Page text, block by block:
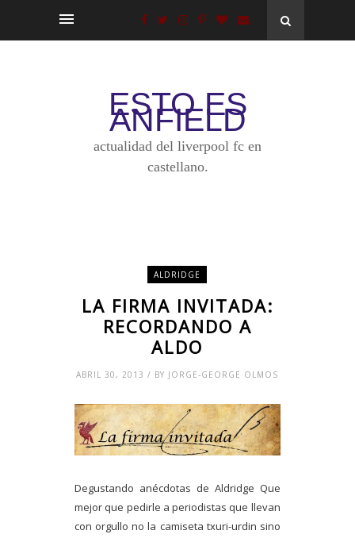
ESTO ES
ANFIELD
actualidad del liverpool fc en
castellano.
ALDRIDGE
LA FIRMA INVITADA:
RECORDANDO A
ALDO
ABRIL 30, 2013 / BY JORGE-GEORGE OLMOS
Degustando anécdotas de Aldridge Que
mejor que pedirle a periodistas que llevan
con orgullo no la camiseta txuri-urdin sino